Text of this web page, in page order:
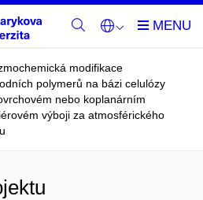
modifikace
polymerů na bázi celulózy
nebo koplanárním
výboji za atmosférického